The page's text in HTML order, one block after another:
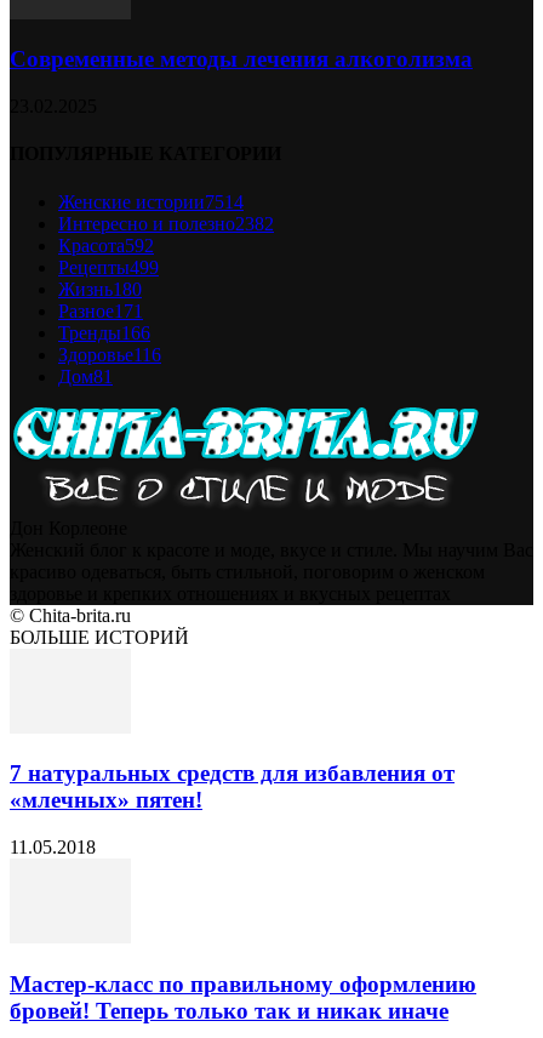
Современные методы лечения алкоголизма
Женские истории7514
Интересно и полезно2382
Красота592
Рецепты499
Жизнь180
Разное171
Тренды166
Здоровье116
Дом81
© Chita-brita.ru
БОЛЬШЕ ИСТОРИЙ
7 натуральных средств для избавления от
«млечных» пятен!
11.05.2018
Мастер-класс по правильному оформлению
бровей! Теперь только так и никак иначе